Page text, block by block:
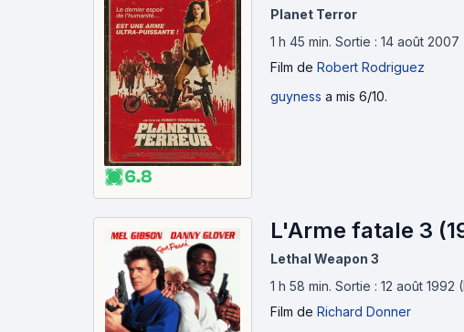
6.8
Planet Terror
1 h 45 min. Sortie : 14 août 2007
Film de Robert Rodriguez
guyness a mis 6/10.
L'Arme fatale 3
Lethal Weapon 3
1 h 58 min. Sortie : 12 août 1992
Film de Richard Donner